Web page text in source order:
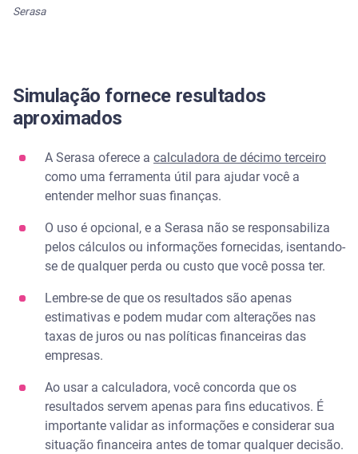
Serasa
Simulação fornece resultados
aproximados
A Serasa oferece a calculadora de décimo terceiro
como uma ferramenta útil para ajudar você a
entender melhor suas finanças.
O uso é opcional, e a Serasa não se responsabiliza
pelos cálculos ou informações fornecidas, isentando-
se de qualquer perda ou custo que você possa ter.
Lembre-se de que os resultados são apenas
estimativas e podem mudar com alterações nas
taxas de juros ou nas políticas financeiras das
empresas.
Ao usar a calculadora, você concorda que os
resultados servem apenas para fins educativos. É
importante validar as informações e considerar sua
situação financeira antes de tomar qualquer decisão.